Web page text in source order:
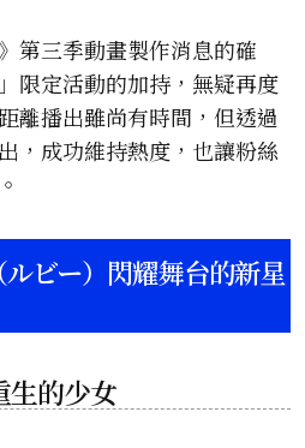
第三季動畫製作消息的確
限定活動的加持，無疑再度
離播出雖尚有時間，但透過
，成功維持熱度，也讓粉絲
ビー）閃耀舞台的新星
生的少女